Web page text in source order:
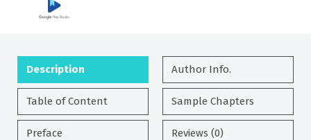
Description Author Info.
Table of Content Sample Chapters
Preface Reviews (0)